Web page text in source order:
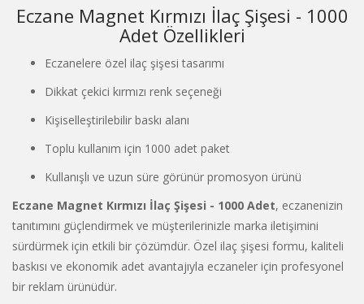
Eczane Magnet Kırmızı İlaç Şişesi - 1000
Adet Özellikleri
Eczanelere özel ilaç şişesi tasarımı
Dikkat çekici kırmızı renk seçeneği
Kişiselleştirilebilir baskı alanı
Toplu kullanım için 1000 adet paket
Kullanışlı ve uzun süre görünür promosyon ürünü
Eczane Magnet Kırmızı İlaç Şişesi - 1000 Adet, eczanenizin
tanıtımını güçlendirmek ve müşterilerinizle marka iletişimini
sürdürmek için etkili bir çözümdür. Özel ilaç şişesi formu, kaliteli
baskısı ve ekonomik adet avantajıyla eczaneler için profesyonel
bir reklam ürünüdür.